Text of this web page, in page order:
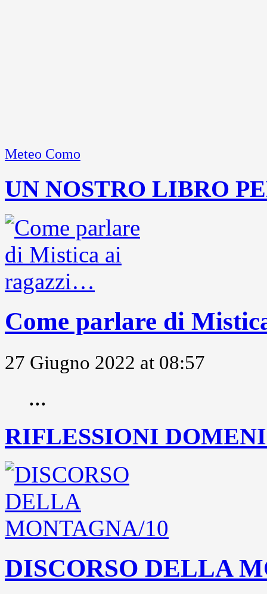
Meteo Como
UN NOSTRO LIBRO
Come parlare di
27 Giugno 2022 at 08:57
...
RIFLESSIONI
DISCORSO DELLA